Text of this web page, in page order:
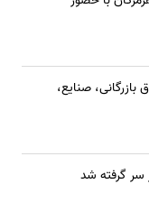
صنایع،
سر گرفته شد